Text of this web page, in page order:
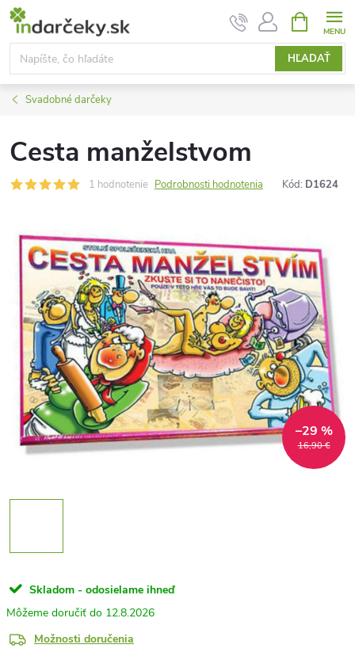
Prejsť
obsah
HĽADAŤ
KOŠÍK
Svadobné darčeky
Cesta manželstvom
1 hodnotenie Podrobnosti hodnotenia Kód: D1624
16,90 €
–29 %
Skladom - odosielame ihneď
12.8.2026
Možnosti doručenia